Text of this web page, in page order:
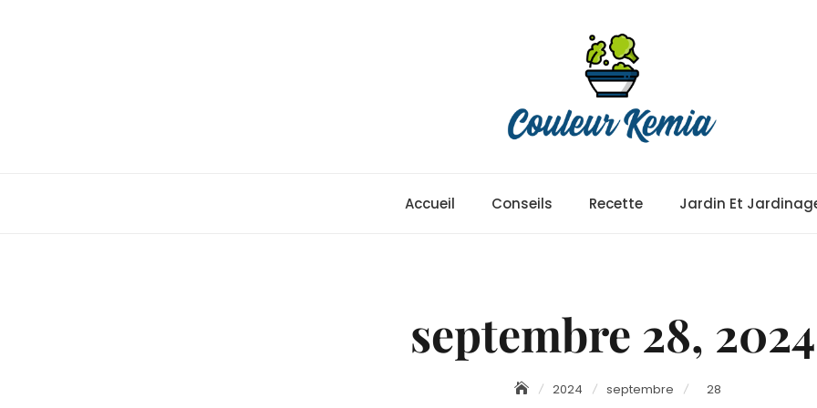
Accueil Conseils Recette Jardin Et
septembre 28, 2024
2024 septembre 28